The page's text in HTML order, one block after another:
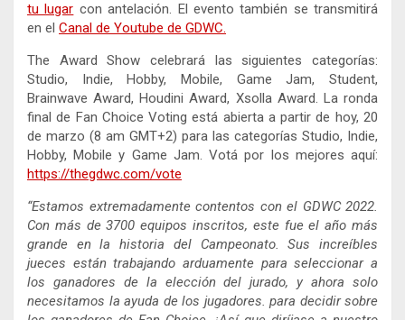
tu lugar con antelación. El evento también se transmitirá
en el Canal de Youtube de GDWC.
The Award Show celebrará las siguientes categorías:
Studio, Indie, Hobby, Mobile, Game Jam, Student,
Brainwave Award, Houdini Award, Xsolla Award. La ronda
final de Fan Choice Voting está abierta a partir de hoy, 20
de marzo (8 am GMT+2) para las categorías Studio, Indie,
Hobby, Mobile y Game Jam. Votá por los mejores aquí:
https://thegdwc.com/vote
“Estamos extremadamente contentos con el GDWC 2022.
Con más de 3700 equipos inscritos, este fue el año más
grande en la historia del Campeonato. Sus increíbles
jueces están trabajando arduamente para seleccionar a
los ganadores de la elección del jurado, y ahora solo
necesitamos la ayuda de los jugadores. para decidir sobre